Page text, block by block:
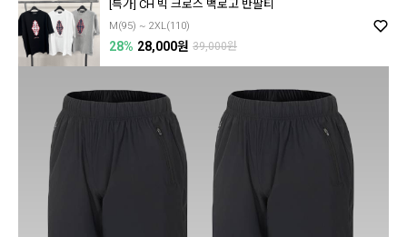
[특가] CH 빅 크로스 백로고 반팔티
M(95) ~ 2XL(110)
28% 28,000원 39,000원